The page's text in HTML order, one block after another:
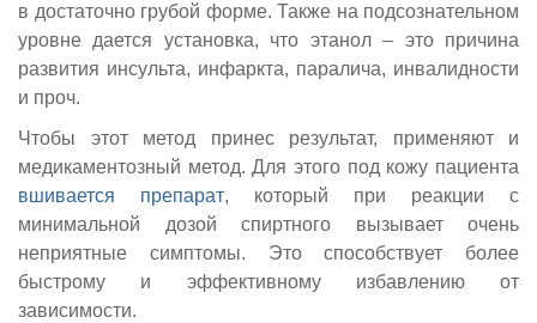
в достаточно грубой форме. Также на подсознательном
уровне дается установка, что этанол – это причина
развития инсульта, инфаркта, паралича, инвалидности
и проч.
Чтобы этот метод принес результат, применяют и
медикаментозный метод. Для этого под кожу пациента
вшивается препарат, который при реакции с
минимальной дозой спиртного вызывает очень
неприятные симптомы. Это способствует более
быстрому и эффективному избавлению от
зависимости.